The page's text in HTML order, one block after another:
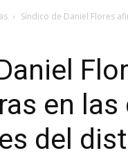
Síndico de Daniel Flores
en
del